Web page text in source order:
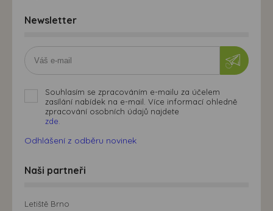
Newsletter
Souhlasím se zpracováním e-mailu za účelem
zasílání nabídek na e-mail. Více informací ohledně
zpracování osobních údajů najdete
zde.
Odhlášení z odběru novinek
Naši partneři
Letiště Brno